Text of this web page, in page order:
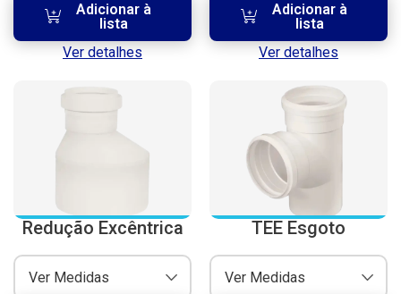
Adicionar à
lista
Ver detalhes
Adicionar à
lista
Ver detalhes
Redução Excêntrica
Ver Medidas
TEE Esgoto
Ver Medidas